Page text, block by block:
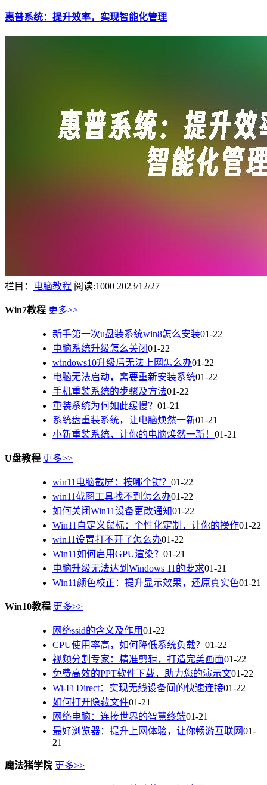
惠普系统：提升效率，实现智能化管理
栏目： 电脑教程 阅读:1000 2023/12/27
Win7教程 更多>>
新手第一次u盘装系统win8怎么安装01-22
电脑系统升级怎么关闭01-22
windows10升级后无法上网怎么办01-22
电脑无法启动，需要重新安装系统01-22
手机重装系统的步骤及方法01-22
重装系统为何如此缓慢？ 01-21
系统盘重装系统，让电脑焕然一新01-21
小新重装系统，让你的电脑焕然一新！ 01-21
U盘教程 更多>>
win11电脑截屏：按哪个键？ 01-22
win11截图工具找不到怎么办01-22
如何关闭Win11设备更改通知01-22
Win11自定义鼠标：个性化定制，让你的操作01-22
win11设置打不开了怎么办01-22
Win11如何启用GPU渲染？ 01-21
电脑升级无法达到Windows 11的要求01-21
Win11颜色校正：提升显示效果，还原真实色01-21
Win10教程 更多>>
网络ssid的含义及作用01-22
CPU使用率高，如何降低系统负载？ 01-22
视频分割专家：精准剪辑，打造完美画面01-22
免费高效的PPT软件下载，助力您的演示文01-22
Wi-Fi Direct：实现无线设备间的快速连接01-22
如何打开隐藏文件01-21
网络电脑：连接世界的智慧终端01-21
最好浏览器：提升上网体验，让你畅游互联网01-
21
魔法猪学院 更多>>